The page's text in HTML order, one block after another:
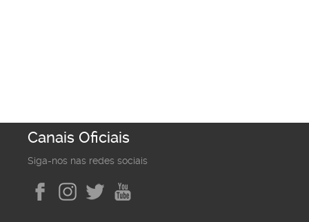
Canais Oficiais
Siga-nos nas redes sociais